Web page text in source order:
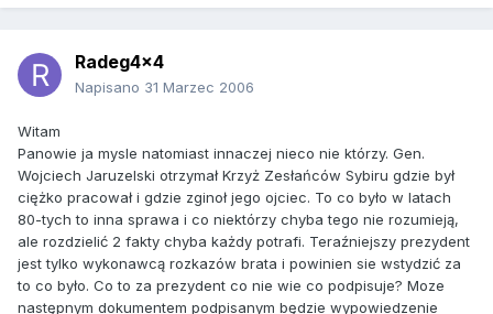
Radeg4x4
Napisano 31 Marzec 2006
Witam
Panowie ja mysle natomiast innaczej nieco nie którzy. Gen.
Wojciech Jaruzelski otrzymał Krzyż Zesłańców Sybiru gdzie był
ciężko pracował i gdzie zginoł jego ojciec. To co było w latach
80-tych to inna sprawa i co niektórzy chyba tego nie rozumieją,
ale rozdzielić 2 fakty chyba każdy potrafi. Teraźniejszy prezydent
jest tylko wykonawcą rozkazów brata i powinien sie wstydzić za
to co było. Co to za prezydent co nie wie co podpisuje? Moze
następnym dokumentem podpisanym będzie wypowiedzenie